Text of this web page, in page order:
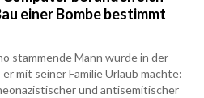
einer Bombe bestimmt
stammende Mann wurde in der
mit seiner Familie Urlaub machte:
und antisemitischer